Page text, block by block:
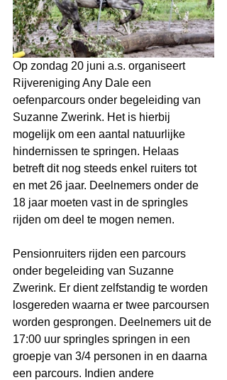
Op zondag 20 juni a.s. organiseert
Rijvereniging Any Dale een
oefenparcours onder begeleiding van
Suzanne Zwerink. Het is hierbij
mogelijk om een aantal natuurlijke
hindernissen te springen. Helaas
betreft dit nog steeds enkel ruiters tot
en met 26 jaar. Deelnemers onder de
18 jaar moeten vast in de springles
rijden om deel te mogen nemen.
Pensionruiters rijden een parcours
onder begeleiding van Suzanne
Zwerink. Er dient zelfstandig te worden
losgereden waarna er twee parcoursen
worden gesprongen. Deelnemers uit de
17:00 uur springles springen in een
groepje van 3/4 personen in en daarna
een parcours. Indien andere